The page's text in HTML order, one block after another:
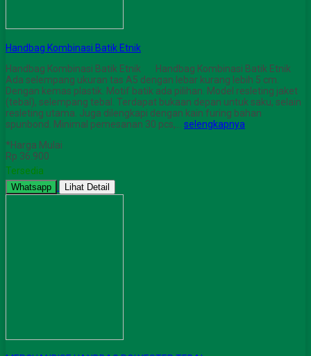
Handbag Kombinasi Batik Etnik
Handbag Kombinasi Batik Etnik Handbag Kombinasi Batik Etnik
Ada selempang ukuran tas A5 dengan lebar kurang lebih 5 cm.
Dengan kemas plastik. Motif batik ada pilihan. Model resleting jaket
(tebal), selempang tebal. Terdapat bukaan depan untuk saku, selain
resleting utama. Juga dilengkapi dengan kain furing bahan
spunbond. Minimal pemesanan 30 pcs,… selengkapnya
*Harga Mulai
Rp 36.900
Tersedia
Whatsapp Lihat Detail